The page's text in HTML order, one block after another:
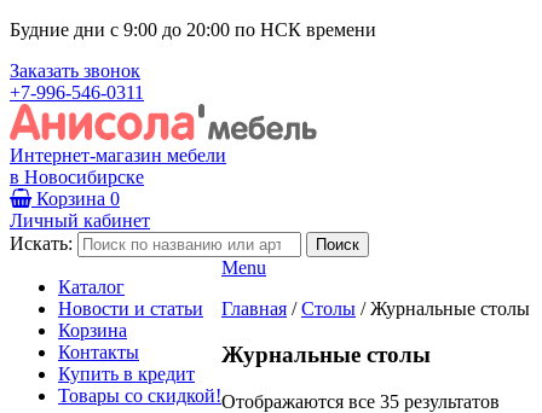
Будние дни с 9:00 до 20:00 по НСК времени
Заказать звонок
+7-996-546-0311
Интернет-магазин мебели
в Новосибирске
Корзина 0
Личный кабинет
Искать:
Каталог
Новости и статьи
Корзина
Контакты
Купить в кредит
Товары со скидкой!
Menu
Главная / Столы / Журнальные столы
Журнальные столы
Отображаются все 35 результатов